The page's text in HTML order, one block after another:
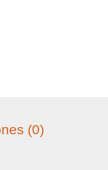
(0)